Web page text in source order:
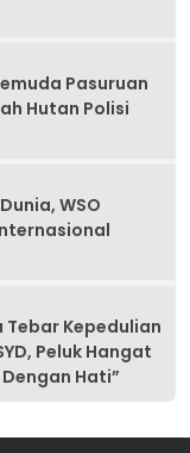
Pasuruan
Polisi
WSO
Tebar Kepedulian
Peluk Hangat
Hati”